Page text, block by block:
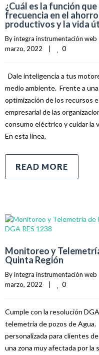
¿Cuál es la función
frecuencia en el
productivos y la vida
By integra instrumentación web
marzo, 2022
0
Dale inteligencia a tus
medio ambiente. Frente a
optimización de los recursos
empresarial de las
consumo eléctrico y cuidar la
En esta línea,
READ MORE
Monitoreo y
Quinta Región
By integra instrumentación web
marzo, 2022
0
Cumple con la resolución
telemetría de pozos de
personalizada para clientes
una zona muy afectada por la